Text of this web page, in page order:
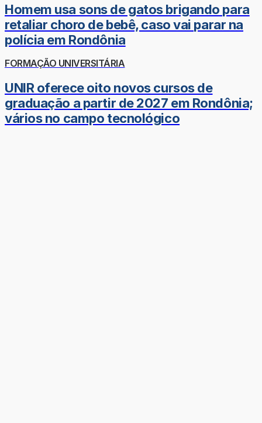
Homem usa sons de gatos brigando para
retaliar choro de bebê, caso vai parar na
polícia em Rondônia
FORMAÇÃO UNIVERSITÁRIA
UNIR oferece oito novos cursos de
graduação a partir de 2027 em Rondônia;
vários no campo tecnológico